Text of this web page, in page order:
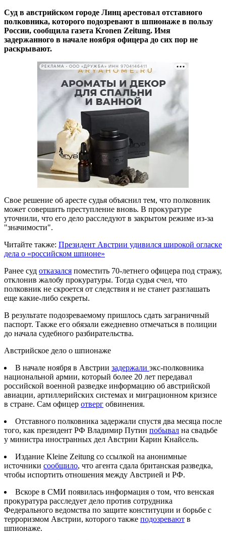
Суд в австрийском городе Линц арестовал отставного
полковника, которого подозревают в шпионаже в пользу
России, сообщила газета Kronen Zeitung. Имя
задержанного в начале ноября офицера до сих пор не
раскрывают.
РЕКЛАМА • ООО «ДРУЖБА» ИНН 9704146411
Свое решение об аресте судья объяснил тем, что полковник
может совершить преступление вновь. В прокуратуре
уточнили, что его дело расследуют в закрытом режиме из-за
"значимости".
Читайте также: Президент Австрии удивился широкой огласке
дела о «российском шпионе»
Ранее суд отказался поместить 70-летнего офицера под стражу,
отклонив жалобу прокуратуры. Тогда судья счел, что
полковник не скроется от следствия и не станет разглашать
еще какие-либо секреты.
В результате подозреваемому пришлось сдать заграничный
паспорт. Также его обязали ежедневно отмечаться в полиции
до начала судебного разбирательства.
Австрийское дело о шпионаже
В начале ноября в Австрии задержали экс-полковника
национальной армии, который более 20 лет передавал
российской военной разведке информацию об австрийской
авиации, артиллерийских системах и миграционном кризисе
в стране. Сам офицер отверг обвинения.
Отставного полковника задержали спустя два месяца после
того, как президент РФ Владимир Путин побывал на свадьбе
у министра иностранных дел Австрии Карин Кнайсель.
Издание Kleine Zeitung со ссылкой на анонимные
источники сообщило, что агента сдала британская разведка,
чтобы испортить отношения между Австрией и РФ.
Вскоре в СМИ появилась информация о том, что венская
прокуратура расследует дело против сотрудника
Федерального ведомства по защите конституции и борьбе с
терроризмом Австрии, которого также подозревают в
шпионаже.